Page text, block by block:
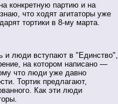
партию и на
что ходят агитаторы уже
тортики в 8-му марта.
люди вступают в "Единство",
на котором написано —
что люди уже давно
Тортик предлагают,
Как эти люди